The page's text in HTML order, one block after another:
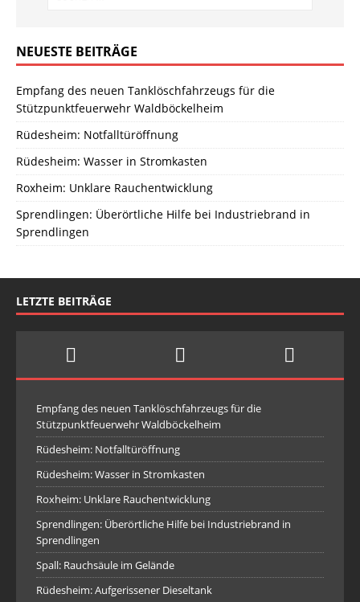
NEUESTE BEITRÄGE
Empfang des neuen Tanklöschfahrzeugs für die
Stützpunktfeuerwehr Waldböckelheim
Rüdesheim: Notfalltüröffnung
Rüdesheim: Wasser in Stromkasten
Roxheim: Unklare Rauchentwicklung
Sprendlingen: Überörtliche Hilfe bei Industriebrand in
Sprendlingen
LETZTE BEITRÄGE
Empfang des neuen Tanklöschfahrzeugs für die
Stützpunktfeuerwehr Waldböckelheim
Rüdesheim: Notfalltüröffnung
Rüdesheim: Wasser in Stromkasten
Roxheim: Unklare Rauchentwicklung
Sprendlingen: Überörtliche Hilfe bei Industriebrand in
Sprendlingen
Spall: Rauchsäule im Gelände
Rüdesheim: Aufgerissener Dieseltank